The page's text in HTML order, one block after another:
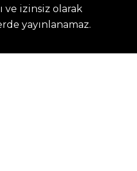
ve izinsiz olarak
yayınlanamaz.